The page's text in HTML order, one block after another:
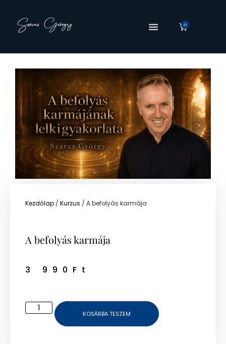
0
Kezdőlap / Kurzus / A befolyás karmája
A befolyás karmája
3 990 Ft
KOSÁRBA TESZEM